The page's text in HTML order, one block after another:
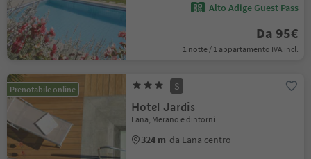
Alto Adige Guest Pass
Da 95€
1 notte / 1 appartamento IVA incl.
Prenotabile online S
Hotel Jardis
Lana, Merano e dintorni
324 m da Lana centro